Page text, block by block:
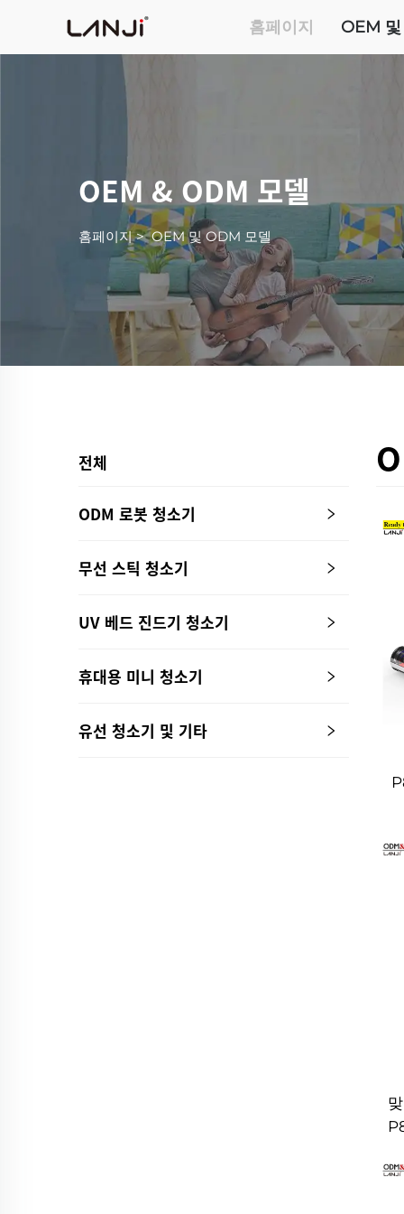
홈페이지 OEM
OEM & ODM 모델
홈페이지>OEM 및 ODM 모델
전체
ODM 로봇 청소기
무선 스틱 청소기
UV 베드 진드기 청소기
휴대용 미니 청소기
유선 청소기 및 기타